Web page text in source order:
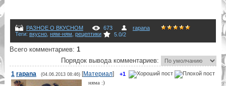
РАЗНОЕ О ВКУСНОМ 673
rapana
Теги: вкусно, ням-ням рецептики 5.0/2
Всего комментариев: 1
Порядок вывода комментариев:
+1
1 rapana (04.06.2013 08:46)[Материал]
няма :)